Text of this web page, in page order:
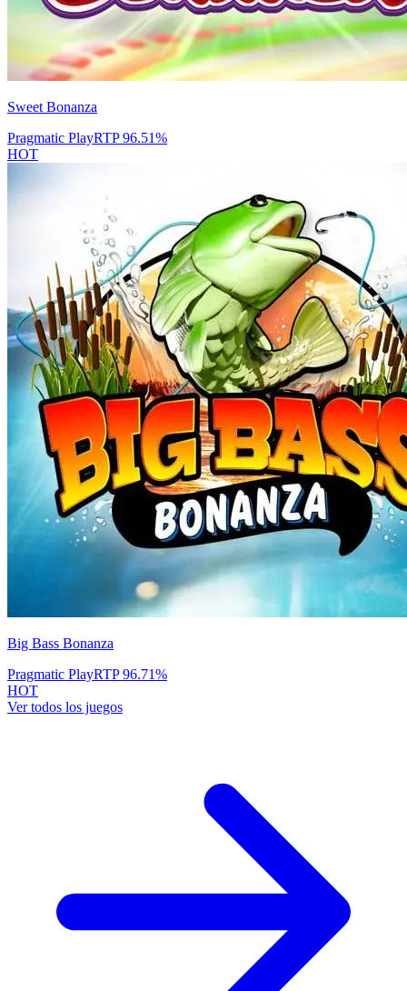
Sweet Bonanza
Pragmatic PlayRTP96.51%
HOT
Big Bass Bonanza
Pragmatic PlayRTP96.71%
HOT
Ver todos los juegos